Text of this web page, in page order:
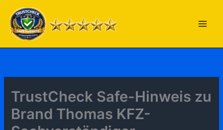
Inhalt
springen
TrustCheck Safe-Hinweis zu
Brand Thomas KFZ-